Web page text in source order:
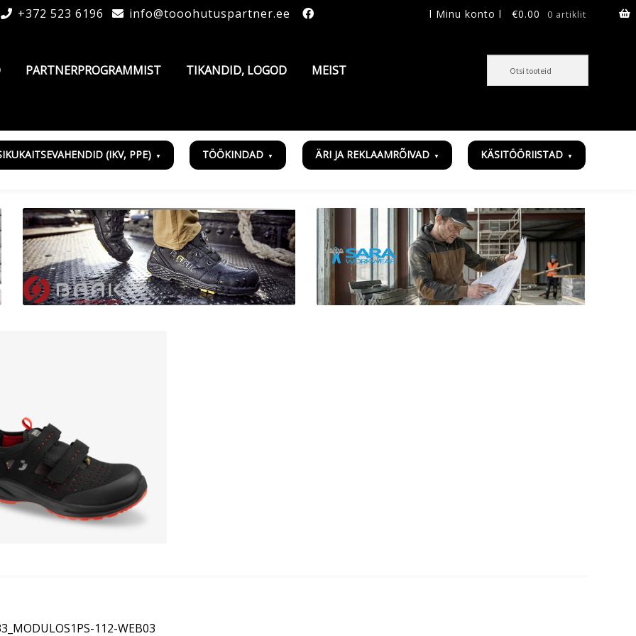
€0.00 0 artiklit
+372 523 6196 info@tooohutuspartner.ee l Minu konto l
PARTNERPROGRAMMIST TIKANDID, LOGOD MEIST
(IKV, PPE) TÖÖKINDAD ÄRI JA REKLAAMRÕIVAD KÄSITÖÖRIISTAD
112-WEB03